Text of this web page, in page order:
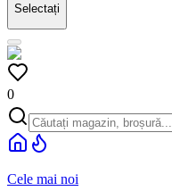
Selectați
0
Cele mai noi